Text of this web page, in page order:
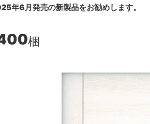
年6月発売の新製品をお勧めします。
梱